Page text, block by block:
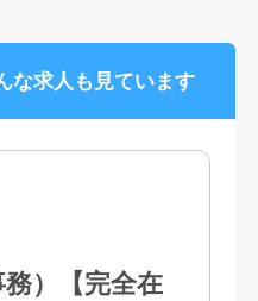
な求人も見ています
）【完全在